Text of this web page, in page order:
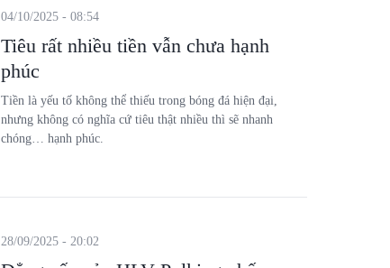
Tiêu rất nhiều tiền vẫn chưa hạnh
phúc
04/10/2025 - 08:54
Tiền là yếu tố không thể thiếu trong bóng đá hiện đại,
nhưng không có nghĩa cứ tiêu thật nhiều thì sẽ nhanh
chóng… hạnh phúc.
28/09/2025 - 20:02